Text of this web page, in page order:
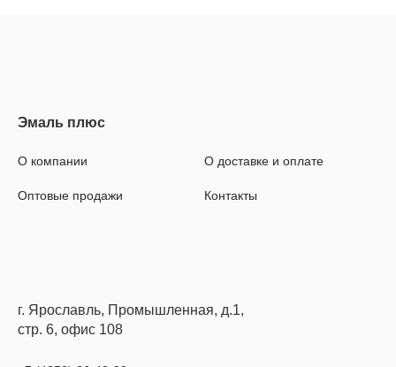
О компании
Оптовые продажи
О доставке и оплате
Контакты
г. Ярославль, Промышленная, д.1,
стр. 6, офис 108